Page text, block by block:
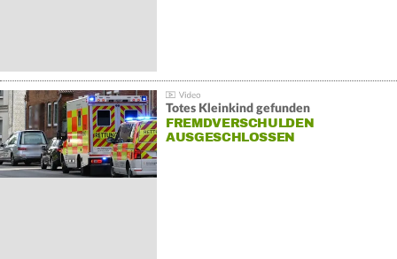
Totes Kleinkind gefunden
FREMDVERSCHULDEN
AUSGESCHLOSSEN